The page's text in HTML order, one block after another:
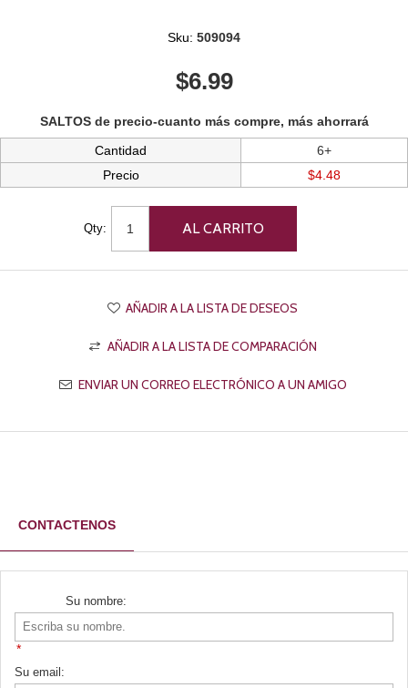
Sku: 509094
$6.99
SALTOS de precio-cuanto más compre, más ahorrará
Cantidad
6+
Precio
$4.48
Qty:
CONTACTENOS
*